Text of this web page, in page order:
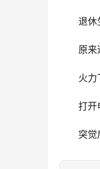
退休
原来
火力
打开
突觉